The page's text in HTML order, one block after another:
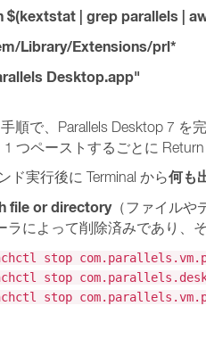
$(kextstat | grep parallels |
Library/Extensions/prl*
Desktop.app"
順で、Parallels Desktop 7 を
1 つペーストするごとに
ド実行後に Terminal から何も
file or directory（ファイルや
ラによって削除済みであり、
stop
stop
stop